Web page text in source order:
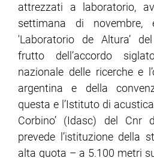
attrezzati a laboratorio,
settimana di
'Laboratorio de Altura’
frutto dell’accordo
nazionale delle ricerche e
argentina e della
questa e l’Istituto di
Corbino’ (Idasc) del Cnr
prevede l’istituzione della
alta quota – a 5.100 metri